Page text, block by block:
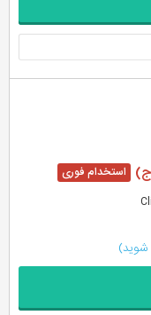
شوید)